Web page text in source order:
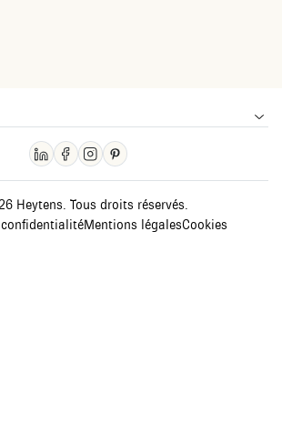
Heytens. Tous droits réservés.
Mentions légalesCookies